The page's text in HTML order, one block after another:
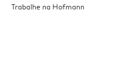
Trabalhe na Hofmann